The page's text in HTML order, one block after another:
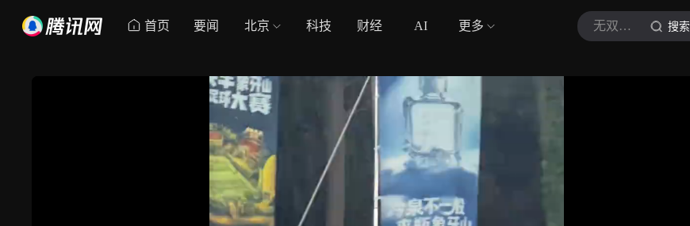
首页 要闻 北京 科技 财经 AI 更多 无双体育99 搜索